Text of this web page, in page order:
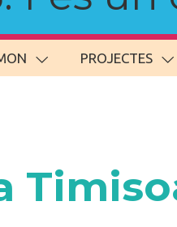
PROJECTES